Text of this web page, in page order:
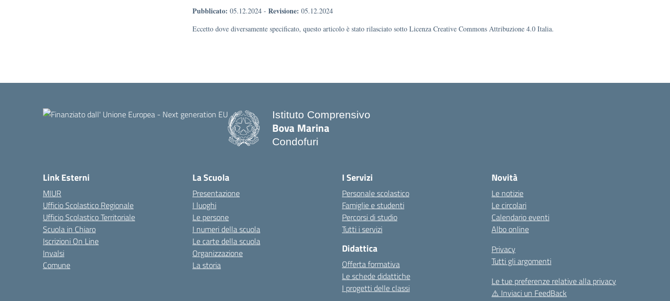
Pubblicato: 05.12.2024 - Revisione: 05.12.2024
Eccetto dove diversamente specificato, questo articolo è stato rilasciato sotto Licenza Creative Commons Attribuzione 4.0 Italia.
Istituto Comprensivo
Bova Marina
Condofuri
Link Esterni
MIUR
Ufficio Scolastico Regionale
Ufficio Scolastico Territoriale
Scuola in Chiaro
Iscrizioni On Line
Invalsi
Comune
La Scuola
Presentazione
I luoghi
Le persone
I numeri della scuola
Le carte della scuola
Organizzazione
La storia
I Servizi
Personale scolastico
Famiglie e studenti
Percorsi di studio
Tutti i servizi
Didattica
Offerta formativa
Le schede didattiche
I progetti delle classi
Novità
Le notizie
Le circolari
Calendario eventi
Albo online
Privacy
Tutti gli argomenti
Le tue preferenze relative alla privacy
⚠️ Inviaci un FeedBack